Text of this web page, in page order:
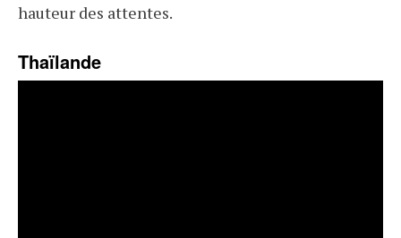
hauteur des attentes.
Thaïlande